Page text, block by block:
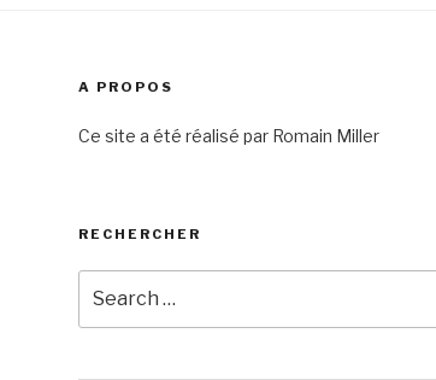
A PROPOS
Ce site a été réalisé par Romain Miller
RECHERCHER
for: